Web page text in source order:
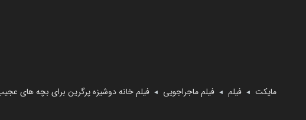
مایکت ◄ فیلم ◄ فیلم ماجراجویی ◄ فیلم خانه دوشیزه پرگرین برای بچه های